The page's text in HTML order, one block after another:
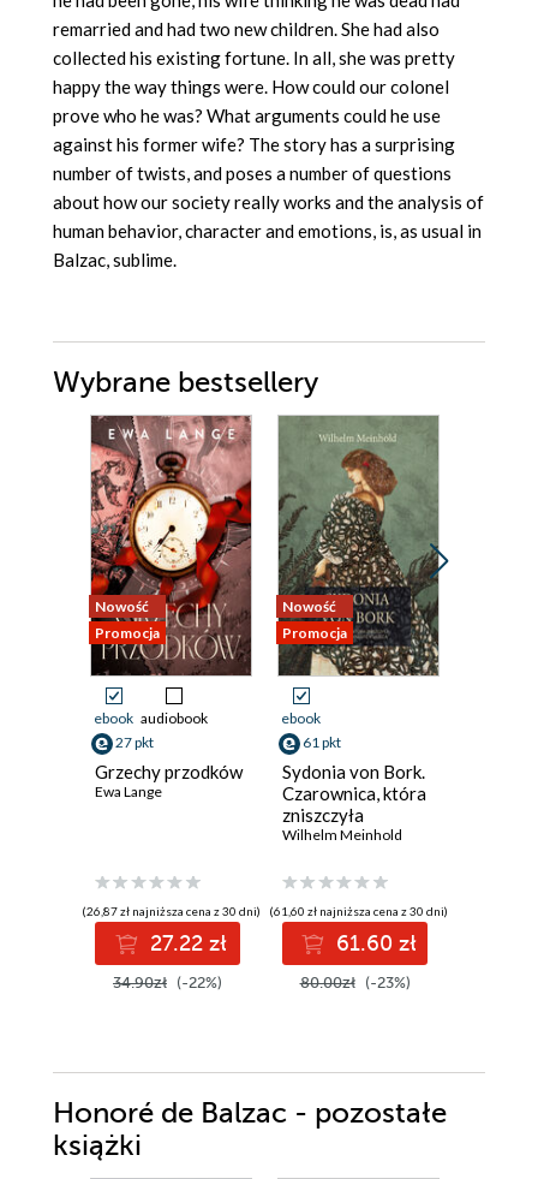
remarried and had two new children. She had also
collected his existing fortune. In all, she was pretty
happy the way things were. How could our colonel
prove who he was? What arguments could he use
against his former wife? The story has a surprising
number of twists, and poses a number of questions
about how our society really works and the analysis of
human behavior, character and emotions, is, as usual in
Balzac, sublime.
Wybrane bestsellery
Nowość
Promocja
ebook audiobook
27 pkt
Grzechy przodków
Ewa Lange
(26,87 zł najniższa cena z 30 dni)
27.22 zł
34.90zł (-22%)
Nowość
Promocja
ebook
61 pkt
Sydonia von Bork.
Czarownica, która
zniszczyła
pomorską dynastię
Wilhelm Meinhold
(61,60 zł najniższa cena z 30 dni)
61.60 zł
80.00zł (-23%)
Honoré de Balzac - pozostałe
książki